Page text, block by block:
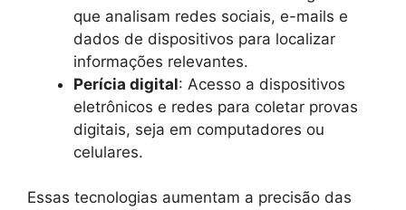
que analisam redes sociais, e-mails e
dados de dispositivos para localizar
informações relevantes.
Perícia digital: Acesso a dispositivos
eletrônicos e redes para coletar provas
digitais, seja em computadores ou
celulares.
Essas tecnologias aumentam a precisão das